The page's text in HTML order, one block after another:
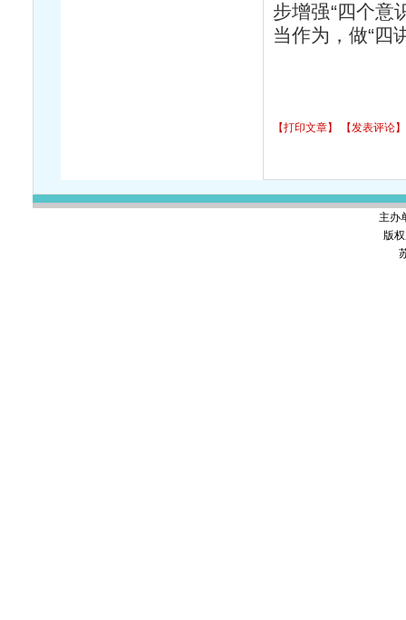
步增强“四个意
当作为，做“四
【打印文章】 【发表评论】
主办
版